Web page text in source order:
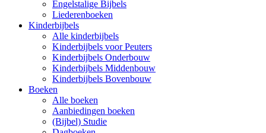
Engelstalige Bijbels
Liederenboeken
Kinderbijbels
Alle kinderbijbels
Kinderbijbels voor Peuters
Kinderbijbels Onderbouw
Kinderbijbels Middenbouw
Kinderbijbels Bovenbouw
Boeken
Alle boeken
Aanbiedingen boeken
(Bijbel) Studie